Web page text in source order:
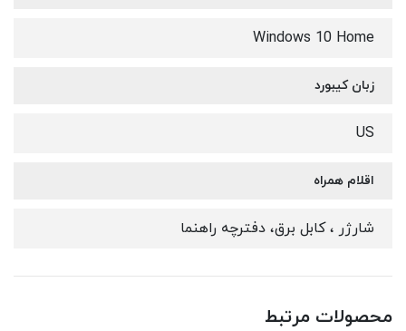
Windows 10 Home
زبان کیبورد
US
اقلام همراه
شارژر ، کابل برق، دفترچه راهنما
محصولات مرتبط